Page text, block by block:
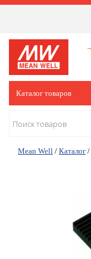
Каталог товаров
Mean Well / Каталог /